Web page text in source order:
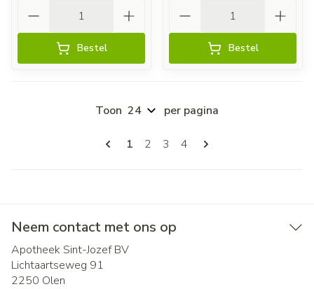
Bestel Bestel
Pagina's
U lees momenteel pagina
1 Pagina
2 Pagina
3 Pagina
4
Toon per pagina
Neem contact met ons op
Apotheek Sint-Jozef BV
Lichtaartseweg 91
2250 Olen